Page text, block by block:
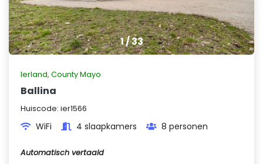
1/33
Ierland, County Mayo
Ballina
Huiscode: ier1566
WiFi 4 slaapkamers 8 personen
Automatisch vertaald